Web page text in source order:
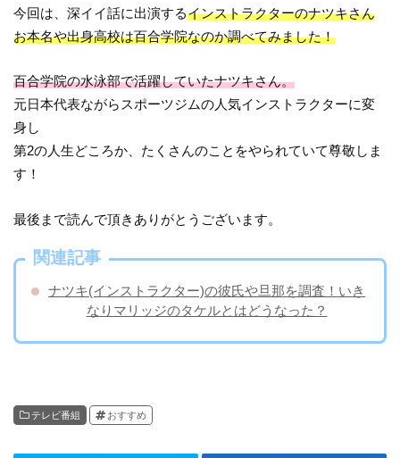
今回は、深イイ話に出演するインストラクターのナツキさん
お本名や出身高校は百合学院なのか調べてみました！
百合学院の水泳部で活躍していたナツキさん。
元日本代表ながらスポーツジムの人気インストラクターに変
身し
第2の人生どころか、たくさんのことをやられていて尊敬しま
す！
最後まで読んで頂きありがとうございます。
関連記事
ナツキ(インストラクター)の彼氏や旦那を調査！いき
なりマリッジのタケルとはどうなった？
テレビ番組 おすすめ